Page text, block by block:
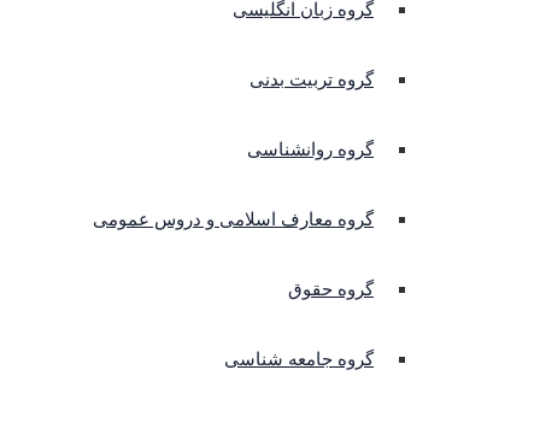
گروه زبان انگلیسی
گروه تربیت بدنی
گروه روانشناسی
گروه معارف اسلامی و دروس عمومی
گروه حقوق
گروه جامعه شناسی